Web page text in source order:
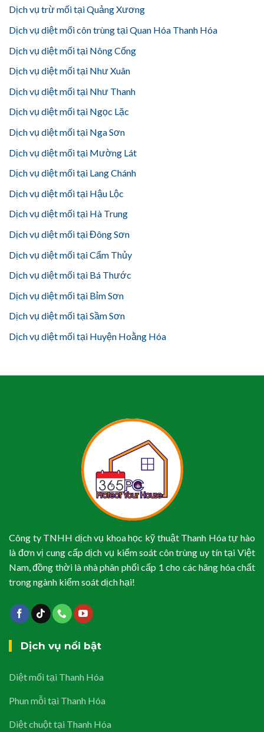
Dịch vụ trừ mối tại Quảng Xương
Dịch vụ diệt mối côn trùng tại Quan Hóa Thanh Hóa
Dịch vụ diệt mối tại Nông Cống
Dịch vụ diệt mối tại Như Xuân
Dịch vụ diệt mối tại Như Thanh
Dịch vụ diệt mối tại Ngọc Lặc
Dịch vụ diệt mối tại Nga Sơn
Dịch vụ diệt mối tại Mường Lát
Dịch vụ diệt mối tại Lang Chánh
Dịch vụ diệt mối tại Hậu Lộc
Dịch vụ diệt mối tại Hà Trung
Dịch vụ diệt mối tại Đông Sơn
Dịch vụ diệt mối tại Cẩm Thủy
Dịch vụ diệt mối tại Bá Thước
Dịch vụ diệt mối tại Bỉm Sơn
Dịch vụ diệt mối tại Sầm Sơn
Dịch vụ diệt mối tại Huyện Hoằng Hóa
Công ty TNHH dịch vụ khoa học kỹ thuật Thanh Hóa tự hào
là đơn vị cung cấp dịch vụ kiểm soát côn trùng uy tín tại Việt
Nam, đồng thời là nhà phân phối cấp 1 cho các hãng hóa chất
trong ngành kiểm soát dịch hại!
Dịch vụ nổi bật
Diệt mối tại Thanh Hóa
Phun mỗi tại Thanh Hóa
Diệt chuột tại Thanh Hóa